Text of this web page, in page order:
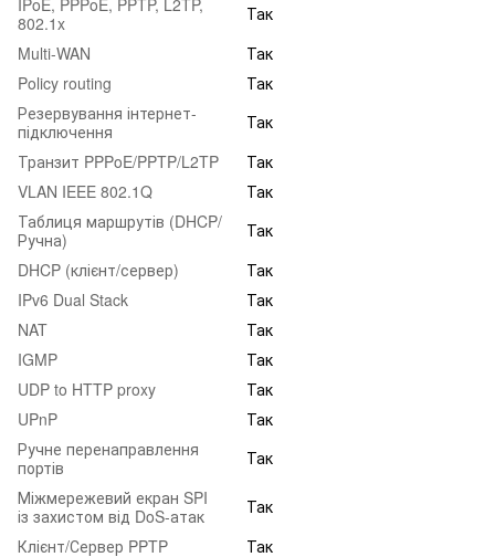
802.1x
Так
Multi-WAN
Так
Policy routing
Так
Резервування інтернет-
підключення
Так
Транзит PPPoE/PPTP/L2TP
Так
VLAN IEEE 802.1Q
Так
Таблиця маршрутів (DHCP/
Ручна)
Так
DHCP (клієнт/сервер)
Так
IPv6 Dual Stack
Так
NAT
Так
IGMP
Так
UDP to HTTP proxy
Так
UPnP
Так
Ручне перенаправлення
портів
Так
Міжмережевий екран SPI
із захистом від DoS-атак
Так
Клієнт/Сервер PPTP
Так